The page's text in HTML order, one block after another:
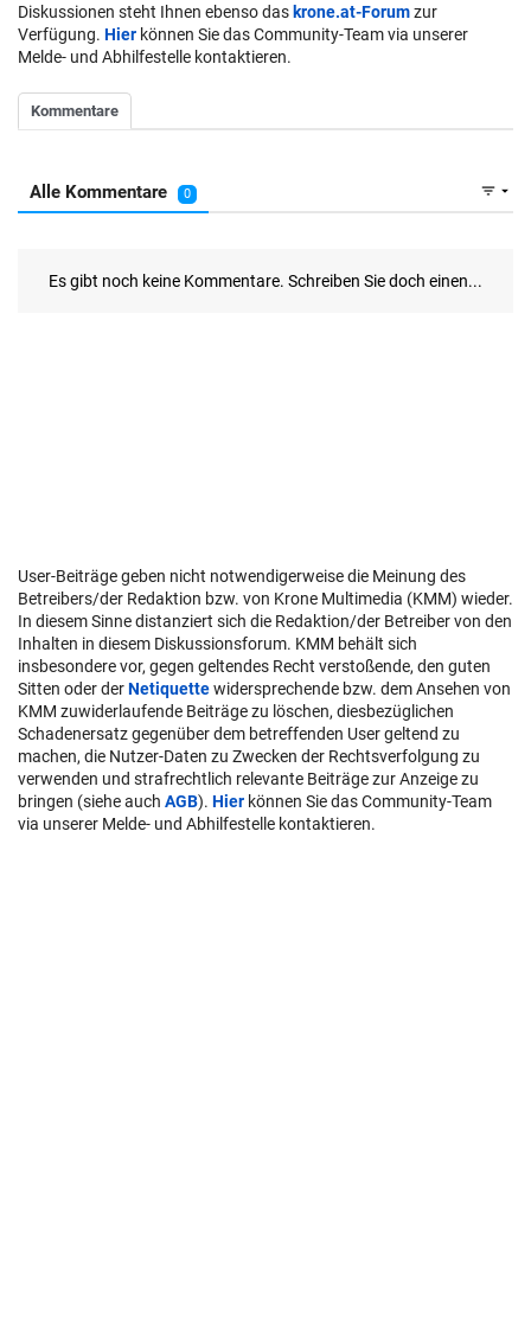
Diskussionen steht Ihnen ebenso daskrone.at-Forumzur
Verfügung. Hier können Sie das Community-Team via unserer
Melde- und Abhilfestelle kontaktieren.
User-Beiträge geben nicht notwendigerweise die Meinung des
Betreibers/der Redaktion bzw. von Krone Multimedia (KMM) wieder.
In diesem Sinne distanziert sich die Redaktion/der Betreiber von den
Inhalten in diesem Diskussionsforum. KMM behält sich
insbesondere vor, gegen geltendes Recht verstoßende, den guten
Sitten oder derNetiquettewidersprechende bzw. dem Ansehen von
KMM zuwiderlaufende Beiträge zu löschen, diesbezüglichen
Schadenersatz gegenüber dem betreffenden User geltend zu
machen, die Nutzer-Daten zu Zwecken der Rechtsverfolgung zu
verwenden und strafrechtlich relevante Beiträge zur Anzeige zu
bringen (siehe auch AGB). Hier können Sie das Community-Team
via unserer Melde- und Abhilfestelle kontaktieren.